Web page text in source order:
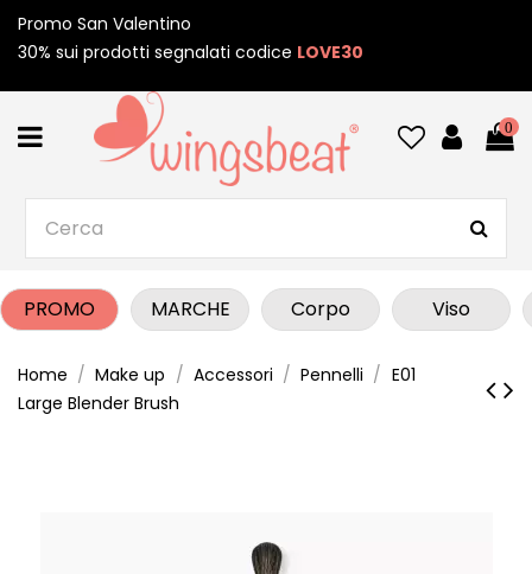
Promo San Valentino
30% sui prodotti segnalati codice LOVE30
0
PROMO MARCHE Corpo Viso
Home Make up Accessori Pennelli
E01
Large Blender Brush